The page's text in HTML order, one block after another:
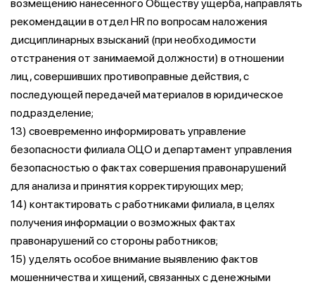
возмещению нанесенного Обществу ущерба, направлять
рекомендации в отдел HR по вопросам наложения
дисциплинарных взысканий (при необходимости
отстранения от занимаемой должности) в отношении
лиц, совершивших противоправные действия, с
последующей передачей материалов в юридическое
подразделение;
13) своевременно информировать управление
безопасности филиала ОЦО и департамент управления
безопасностью о фактах совершения правонарушений
для анализа и принятия корректирующих мер;
14) контактировать с работниками филиала, в целях
получения информации о возможных фактах
правонарушений со стороны работников;
15) уделять особое внимание выявлению фактов
мошенничества и хищений, связанных с денежными